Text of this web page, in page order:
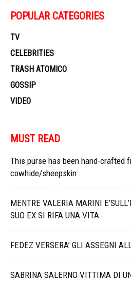
POPULAR CATEGORIES
TV
CELEBRITIES
TRASH ATOMICO
GOSSIP
VIDEO
MUST READ
This purse has been hand-crafted
cowhide/sheepskin
MENTRE VALERIA MARINI
SUO EX SI RIFA UNA VITA
FEDEZ VERSERA’ GLI ASSEGNI
SABRINA SALERNO VITTIMA DI